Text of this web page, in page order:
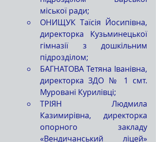
міської ради;
ОНИЩУК Таїсія Йосипівна,
директорка Кузьминецької
гімназії з дошкільним
підрозділом;
БАГНАТОВА Тетяна Іванівна,
директорка ЗДО № 1 смт.
Муровані Курилівці;
ТРІЯН Людмила
Казимирівна, директорка
опорного закладу
«Вендичанський ліцей»